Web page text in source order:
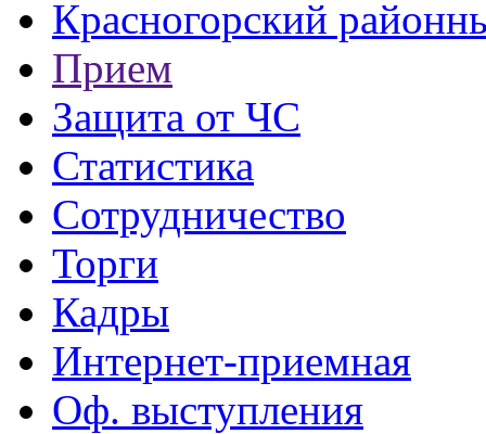
Красногорский
Прием
Защита от ЧС
Статистика
Сотрудничество
Торги
Кадры
Интернет-приемная
Оф. выступления